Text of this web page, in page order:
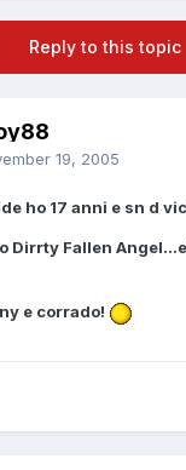
Reply to this topic
19, 2005
ho 17 anni e sn d
Dirrty Fallen
e corrado!